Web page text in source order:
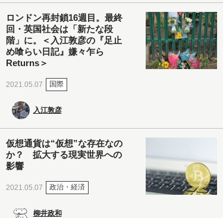
ロンドン再封鎖16週目。最終
回・英国社会は「新たな段
階」に。＜入江敦彦の『足止
め喰らい日記』嫌々乍ら
Returns＞
2021.05.07 国際
入江敦彦
仮想通貨は“仮想”な存在なの
か？ 拡大する現実世界への
影響
2021.05.07 政治・経済
柳井政和